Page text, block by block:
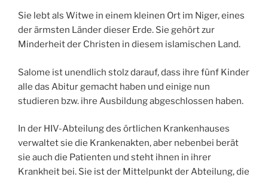
Sie lebt als Witwe in einem kleinen Ort im Niger, eines
der ärmsten Länder dieser Erde. Sie gehört zur
Minderheit der Christen in diesem islamischen Land.
Salome ist unendlich stolz darauf, dass ihre fünf Kinder
alle das Abitur gemacht haben und einige nun
studieren bzw. ihre Ausbildung abgeschlossen haben.
In der HIV-Abteilung des örtlichen Krankenhauses
verwaltet sie die Krankenakten, aber nebenbei berät
sie auch die Patienten und steht ihnen in ihrer
Krankheit bei. Sie ist der Mittelpunkt der Abteilung, die